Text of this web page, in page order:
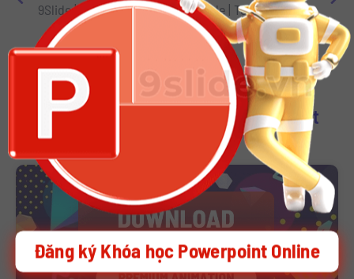
9Slide | Slide Powerpoint Template Floral Theme
9Slide | Template Powerpoint CV
Download Other Template Powerpoint
Đăng ký Khóa học Powerpoint Online